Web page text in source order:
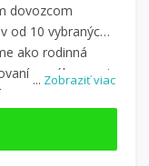
... Zobraziť viac
dovozcom
od 10 vybraných
ako rodinná
ponúkame aj
z kategórie: